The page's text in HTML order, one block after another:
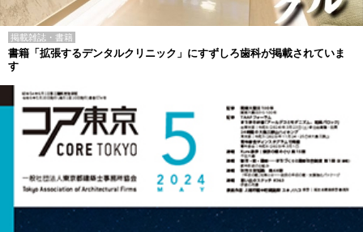
掲載雑誌・書籍
書籍「拡張するデンタルクリニック」にすずしろ歯科が掲載されていま
す